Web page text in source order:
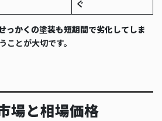
ぐ
っかくの塗装も短期間で劣化してしま
ことが大切です。
場と相場価格